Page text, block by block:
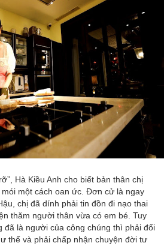
Hà Kiều Anh cho biết bản thân chị
một cách oan ức. Đơn cử là ngay
chị đã dính phải tin đồn đi nạo thai
thăm người thân vừa có em bé. Tuy
đã là người của công chúng thì phải đối
thế và phải chấp nhận chuyện đời tư